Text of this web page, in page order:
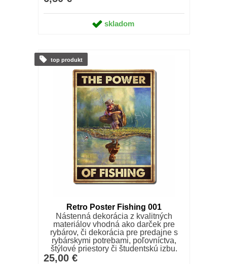
skladom
Retro Poster Fishing 001
Nástenná dekorácia z kvalitných
materiálov vhodná ako darček pre
rybárov, či dekorácia pre predajne s
rybárskymi potrebami, poľovníctva,
štýlové priestory či študentskú izbu.
25,00 €
top produkt